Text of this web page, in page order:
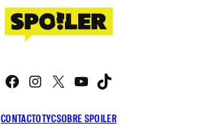
CONTACTOTYCSOBRE SPOILER
Facebook
Instagram
X YouTube